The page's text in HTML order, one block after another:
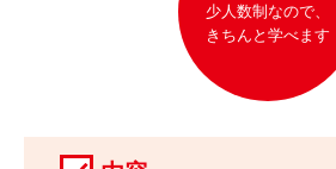
少人数制なので、
きちんと学べます